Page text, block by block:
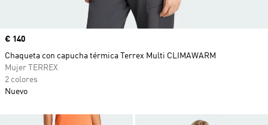
Precio
€ 140
Chaqueta con capucha térmica Terrex Multi CLIMAWARM
Mujer TERREX
2 colores
Nuevo